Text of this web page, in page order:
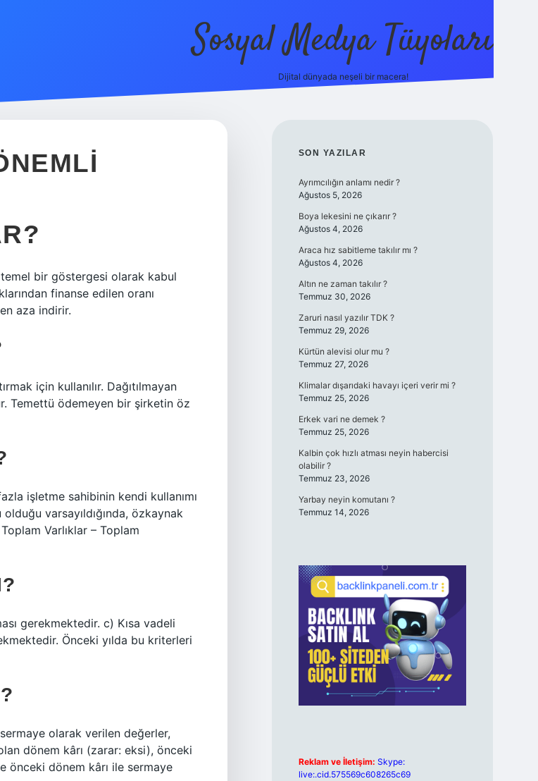
Sosyal Medya Tüyoları
Dijital dünyada neşeli bir macera!
temel bir göstergesi olarak kabul
finanse edilen oranı
aza indirir.
için kullanılır. Dağıtılmayan
Temettü ödemeyen bir şirketin öz
işletme sahibinin kendi kullanımı
varsayıldığında, özkaynak
Varlıklar – Toplam
gerekmektedir. c) Kısa vadeli
Önceki yılda bu kriterleri
olarak verilen değerler,
dönem kârı (zarar: eksi), önceki
önceki dönem kârı ile sermaye
SIDEBAR
SON YAZILAR
Ayrımcılığın anlamı nedir ?
Ağustos 5, 2026
Boya lekesini ne çıkarır ?
Ağustos 4, 2026
Araca hız sabitleme takılır mı ?
Ağustos 4, 2026
Altın ne zaman takılır ?
Temmuz 30, 2026
Zaruri nasıl yazılır TDK ?
Temmuz 29, 2026
Kürtün alevisi olur mu ?
Temmuz 27, 2026
Klimalar dışarıdaki havayı içeri verir mi ?
Temmuz 25, 2026
Erkek vari ne demek ?
Temmuz 25, 2026
Kalbin çok hızlı atması neyin habercisi
olabilir ?
Temmuz 23, 2026
Yarbay neyin komutanı ?
Temmuz 14, 2026
Reklam ve İletişim: Skype:
live:.cid.575569c608265c69